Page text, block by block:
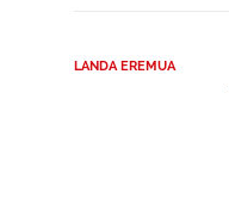
LANDA EREMUA